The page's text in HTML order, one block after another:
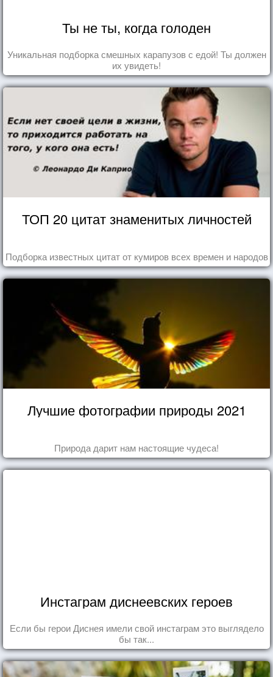
Ты не ты, когда голоден
Уникальная подборка смешных карапузов с едой! Ты должен
их увидеть!
ТОП 20 цитат знаменитых личностей
Подборка известных цитат от кумиров всех времен и народов
Лучшие фотографии природы 2021
Природа дарит нам настоящие чудеса!
Инстаграм диснеевских героев
Если бы герои Диснея имели свой инстаграм это выглядело
бы так...